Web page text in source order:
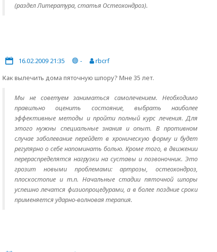
(раздел Литература, статья Остеохондроз).
16.02.2009 21:35 -
rbcrf
Как вылечить дома пяточную шпору? Мне 35 лет.
Мы не советуем заниматься самолечением. Необходимо
правильно оценить состояние, выбрать наиболее
эффективные методы и пройти полный курс лечения. Для
этого нужны специальные знания и опыт. В противном
случае заболевание перейдет в хроническую форму и будет
регулярно о себе напоминать болью. Кроме того, в движении
перераспределятся нагрузки на суставы и позвоночник. Это
грозит новыми проблемами: артрозы, остеохондроз,
плоскостопие и т.п. Начальные стадии пяточной шпоры
успешно лечатся физиопроцедурами, а в более поздние сроки
применяется ударно-волновая терапия.